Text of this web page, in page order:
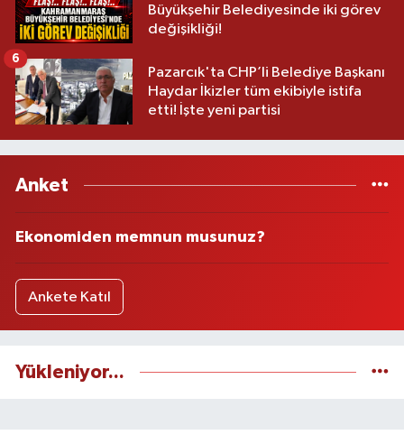
Büyükşehir Belediyesinde iki görev
değişikliği!
Pazarcık'ta CHP’li Belediye Başkanı
Haydar İkizler tüm ekibiyle istifa
etti! İşte yeni partisi
6
Anket
Ekonomiden memnun musunuz?
Ankete Katıl
Yükleniyor...